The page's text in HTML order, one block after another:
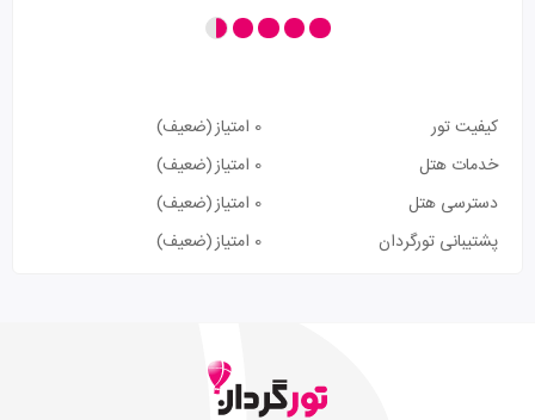
کیفیت تور 0 امتیاز
(ضعیف)
خدمات هتل
0 امتیاز
(ضعیف)
دسترسی هتل
0 امتیاز
(ضعیف)
پشتیبانی تورگردان
0 امتیاز (ضعیف)